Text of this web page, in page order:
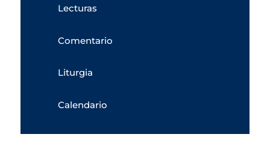
Lecturas
Comentario
Liturgia
Calendario